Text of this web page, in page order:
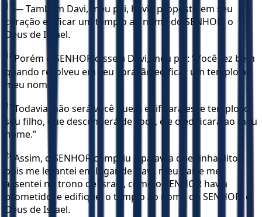
17 — Também Davi, meu pai, havia proposto em seu
coração edificar um templo ao nome do SENHOR, o
Deus de Israel.
18 Porém o SENHOR disse a Davi, meu pai: “Você fez bem
quando resolveu em seu coração edificar um templo ao
meu nome.
19 Todavia, não será você quem edificará esse templo; o
seu filho, que descenderá de você, ele o edificará ao meu
nome.”
20 Assim, o SENHOR cumpriu a palavra que tinha dito,
pois me levantei em lugar de Davi, meu pai, e me
assentei no trono de Israel, como o SENHOR havia
prometido, e edifiquei o templo ao nome do SENHOR, o
Deus de Israel.